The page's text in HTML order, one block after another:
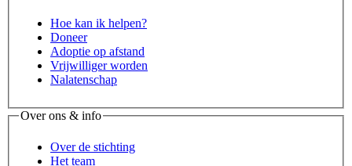
Hoe kan ik helpen?
Doneer
Adoptie op afstand
Vrijwilliger worden
Nalatenschap
Over ons & info
Over de stichting
Het team